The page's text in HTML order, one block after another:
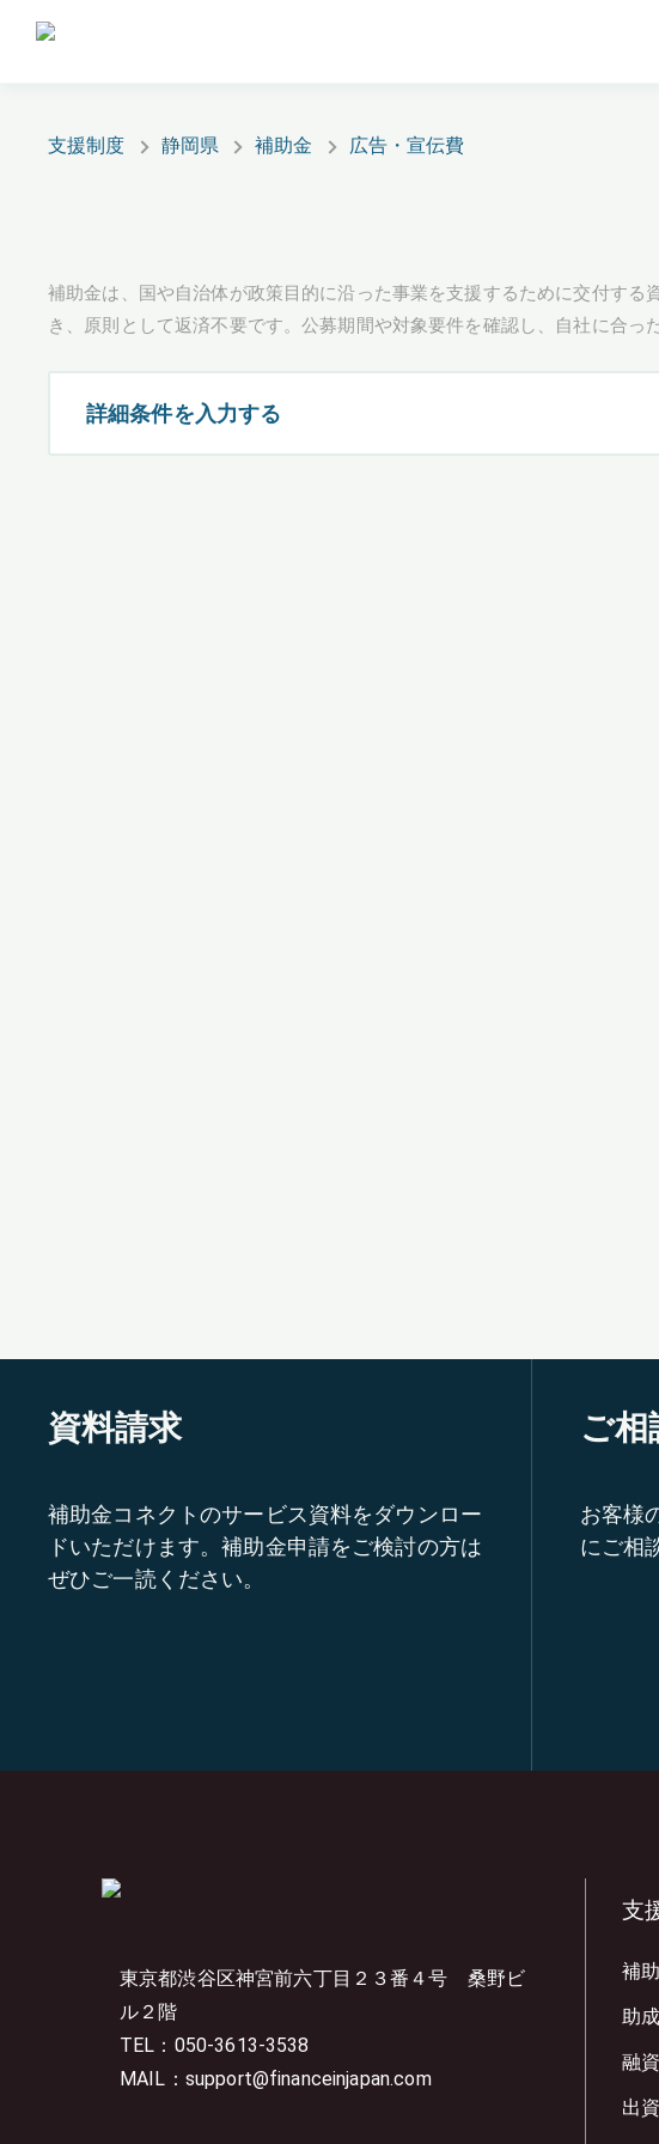
支援制度 静岡県 補助金 広告・宣伝費
補助金は、国や自治体が政策目的に沿った事業を支援するために交付す
き、原則として返済不要です。公募期間や対象要件を確認し、自社に合っ
詳細条件を入力する
資料請求
補助金コネクトのサービス資料をダウンロー
ドいただけます。補助金申請をご検討の方は
ぜひご一読ください。
ご
お客様
にご相
東京都渋谷区神宮前六丁目２３番４号 桑野ビ
ル２階
TEL：050-3613-3538
MAIL：support@financeinjapan.com
支
補
助
融資
出資